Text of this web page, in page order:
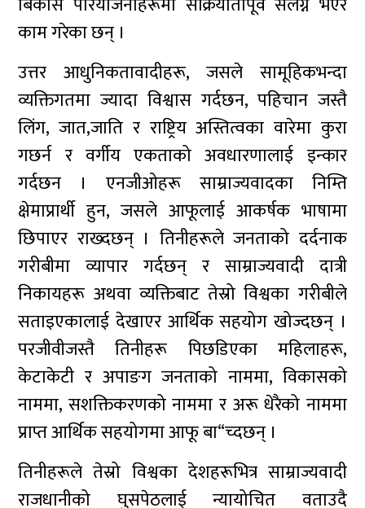
काम गरेका छन् ।
उत्तर आधुनिकतावादीहरू, जसले सामूहिकभन्दा
व्यक्तिगतमा ज्यादा विश्वास गर्दछन, पहिचान जस्तै
लिंग, जात,जाति र राष्ट्रिय अस्तित्वका वारेमा कुरा
गछर्न र वर्गीय एकताको अवधारणालाई इन्कार
गर्दछन । एनजीओहरू साम्राज्यवादका निम्ति
क्षेमाप्रार्थी हुन, जसले आफूलाई आकर्षक भाषामा
छिपाएर राख्दछन् । तिनीहरूले जनताको दर्दनाक
गरीबीमा व्यापार गर्दछन् र साम्राज्यवादी दात्री
निकायहरू अथवा व्यक्तिबाट तेस्रो विश्वका गरीबीले
सताइएकालाई देखाएर आर्थिक सहयोग खोज्दछन् ।
परजीवीजस्तै तिनीहरू पिछडिएका महिलाहरू,
केटाकेटी र अपाङग जनताको नाममा, विकासको
नाममा, सशक्तिकरणको नाममा र अरू धेरैको नाममा
प्राप्त आर्थिक सहयोगमा आफू बा“च्दछन् ।
तिनीहरूले तेस्रो विश्वका देशहरूभित्र साम्राज्यवादी
राजधानीको घुसपेठलाई न्यायोचित वताउदै